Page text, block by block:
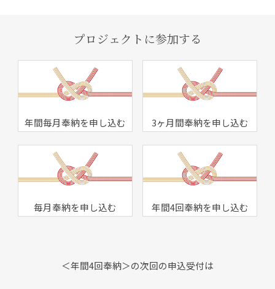
プロジェクトに参加する
年間毎月奉納を申し込む 3ヶ月間奉納を申し込む
毎月奉納を申し込む 年間4回奉納を申し込む
＜年間4回奉納＞の次回の申込受付は